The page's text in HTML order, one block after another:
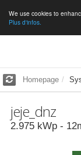
We use cookies to
Plus d'infos.
Homepage
jeje_dnz
2.975 kWp - 12